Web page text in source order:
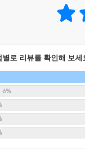
리기 경험을 쌓아 가고
리기의 세계에 빠지고
마음만 남는다
자가 ‘달리기’를 선택
때문이다. 이를테면
달리면서 느껴지는 자
기분도 사라진다. 세
더라도 그 과정을 온
별로 리뷰를 확인해 보세
6%